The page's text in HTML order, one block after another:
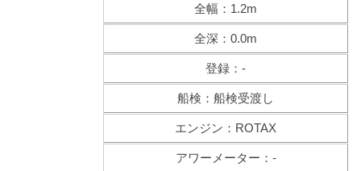
全幅：1.2m
全深：0.0m
登録：-
船検：船検受渡し
エンジン：ROTAX
アワーメーター：-